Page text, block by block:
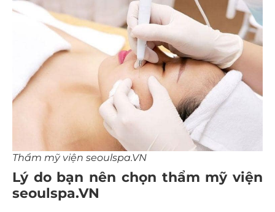
Thẩm mỹ viện seoulspa.VN
Lý do bạn nên chọn thẩm mỹ viện
seoulspa.VN